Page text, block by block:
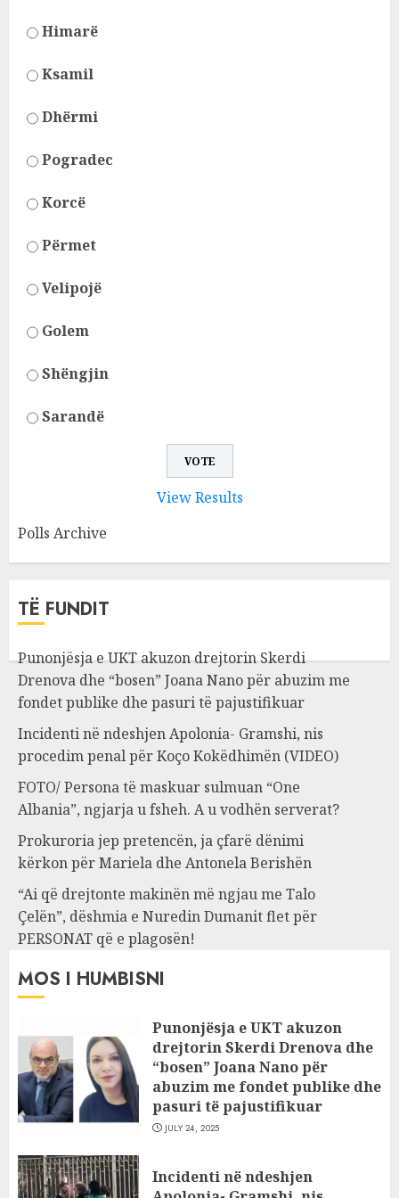
Himarë
Ksamil
Dhërmi
Pogradec
Korcë
Përmet
Velipojë
Golem
Shëngjin
Sarandë
View Results
Polls Archive
TË FUNDIT
Punonjësja e UKT akuzon drejtorin Skerdi
Drenova dhe “bosen” Joana Nano për abuzim me
fondet publike dhe pasuri të pajustifikuar
Incidenti në ndeshjen Apolonia- Gramshi, nis
procedim penal për Koço Kokëdhimën (VIDEO)
FOTO/ Persona të maskuar sulmuan “One
Albania”, ngjarja u fsheh. A u vodhën serverat?
Prokuroria jep pretencën, ja çfarë dënimi
kërkon për Mariela dhe Antonela Berishën
“Ai që drejtonte makinën më ngjau me Talo
Çelën”, dëshmia e Nuredin Dumanit flet për
PERSONAT që e plagosën!
MOS I HUMBISNI
Punonjësja e UKT akuzon
drejtorin Skerdi Drenova dhe
“bosen” Joana Nano për
abuzim me fondet publike dhe
pasuri të pajustifikuar
JULY 24, 2025
Incidenti në ndeshjen